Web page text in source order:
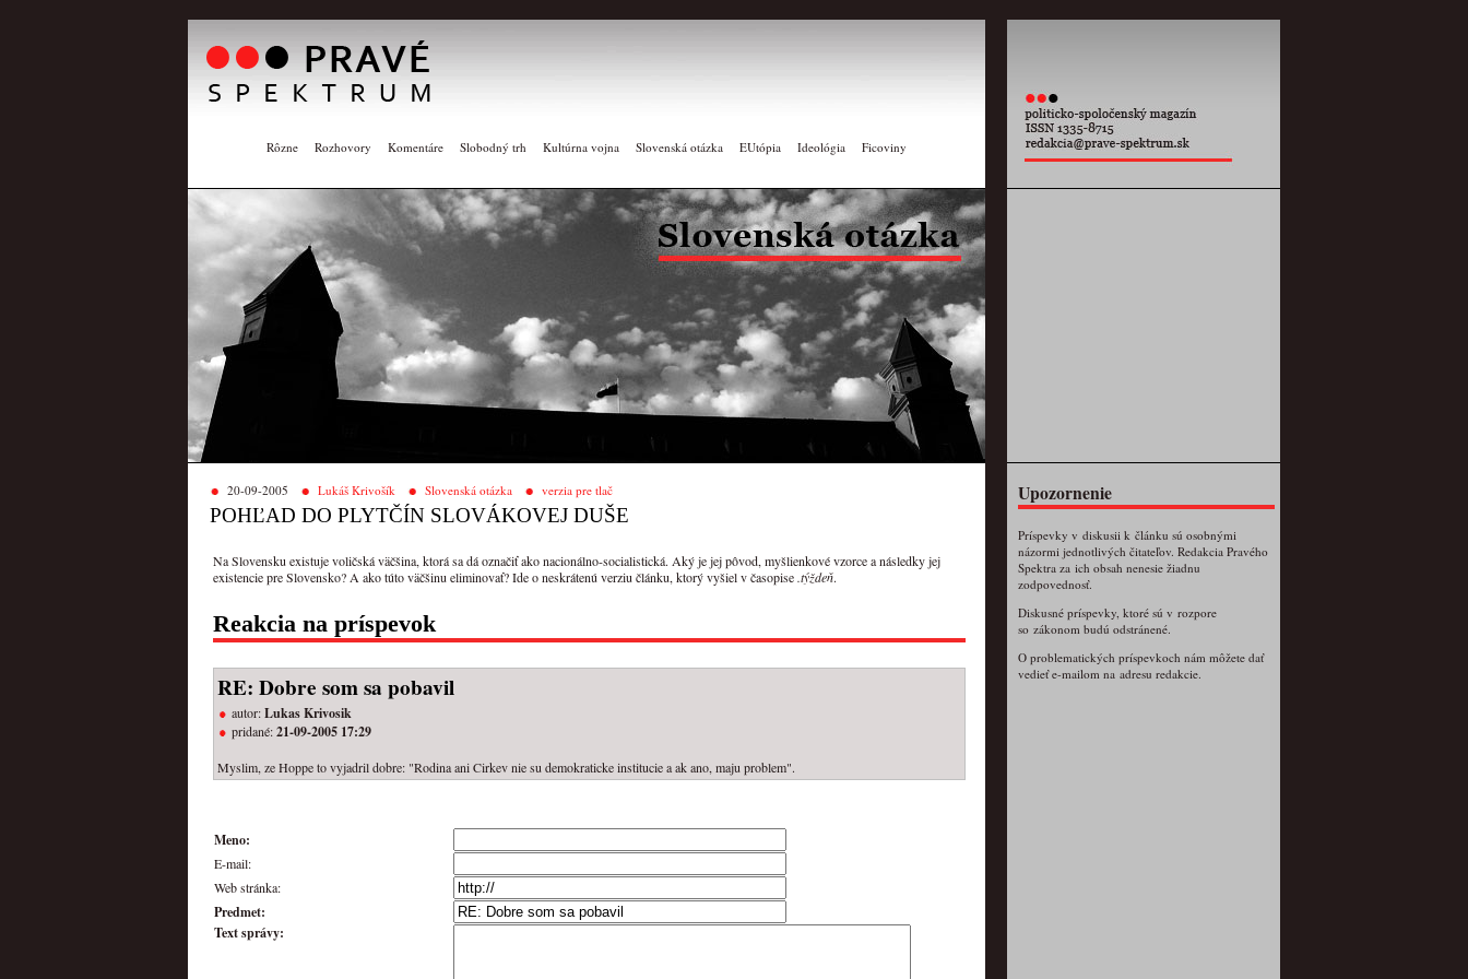
Rôzne Rozhovory Komentáre Slobodný trh Kultúrna vojna Slovenská otázka EUtópia Ideológia Ficoviny
20-09-2005 Lukáš Krivošík Slovenská otázka verzia pre tlač
POHĽAD DO PLYTČÍN SLOVÁKOVEJ DUŠE
Na Slovensku existuje voličská väčšina, ktorá sa dá označiť ako nacionálno-socialistická. Aký je jej pôvod, myšlienkové vzorce a následky jej
existencie pre Slovensko? A ako túto väčšinu eliminovať? Ide o neskrátenú verziu článku, ktorý vyšiel v časopise.týždeň.
Reakcia na príspevok
RE: Dobre som sa pobavil
autor:Lukas Krivosik
pridané:21-09-2005 17:29
Myslim, ze Hoppe to vyjadril dobre: "Rodina ani Cirkev nie su demokraticke institucie a ak ano, maju problem".
Meno:
E-mail:
Web stránka:
Predmet:
Text správy:
Upozornenie
Príspevky v diskusii k článku sú osobnými
názormi jednotlivých čitateľov. Redakcia Pravého
Spektra za ich obsah nenesie žiadnu
zodpovednosť.
Diskusné príspevky, ktoré sú v rozpore
so zákonom budú odstránené.
O problematických príspevkoch nám môžete dať
vedieť e-mailom na adresu redakcie.